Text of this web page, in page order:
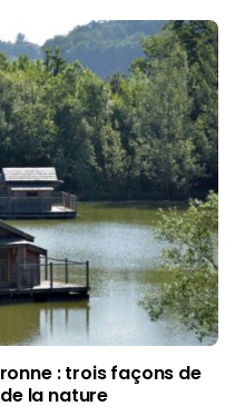
: trois façons de
la nature